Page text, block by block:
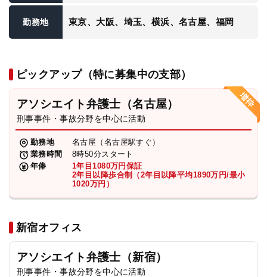
勤務地 東京、大阪、埼玉、横浜、名古屋、福岡
ピックアップ（特に募集中の支部）
アソシエイト弁護士（名古屋）
刑事事件・事故分野を中心に活動
勤務地
名古屋（名古屋駅すぐ）
業務時間
8時50分スタート
年俸
1年目1080万円保証
2年目以降歩合制（2年目以降平均1890万円/最小
1020万円）
新宿オフィス
アソシエイト弁護士（新宿）
刑事事件・事故分野を中心に活動
弁護士・税理士
費用
求人採用
お知らせ